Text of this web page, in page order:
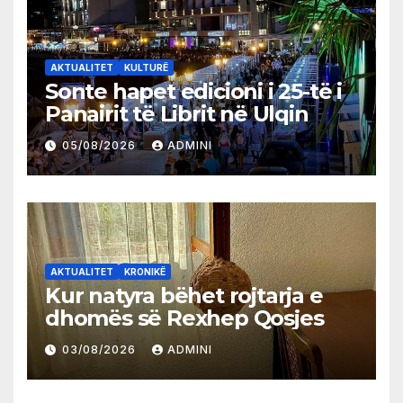
AKTUALITET KULTURË
Sonte hapet edicioni i 25-të i
Panairit të Librit në Ulqin
05/08/2026 ADMINI
AKTUALITET KRONIKË
Kur natyra bëhet rojtarja e
dhomës së Rexhep Qosjes
03/08/2026 ADMINI